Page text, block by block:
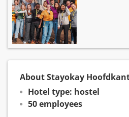
About Stayokay
Hotel type: hostel
50 employees